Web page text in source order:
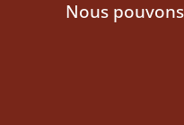
Nous